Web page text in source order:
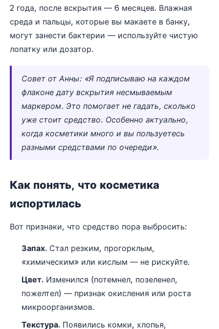
2 года, после вскрытия — 6 месяцев. Влажная
среда и пальцы, которые вы макаете в банку,
могут занести бактерии — используйте чистую
лопатку или дозатор.
Совет от Анны: «Я подписываю на каждом
флаконе дату вскрытия несмываемым
маркером. Это помогает не гадать, сколько
уже стоит средство. Особенно актуально,
когда косметики много и вы пользуетесь
разными средствами по очереди».
Как понять, что косметика
испортилась
Вот признаки, что средство пора выбросить:
Запах. Стал резким, прогорклым,
«химическим» или кислым — не рискуйте.
Цвет. Изменился (потемнел, позеленел,
пожелтел) — признак окисления или роста
микроорганизмов.
Текстура. Появились комки, хлопья,